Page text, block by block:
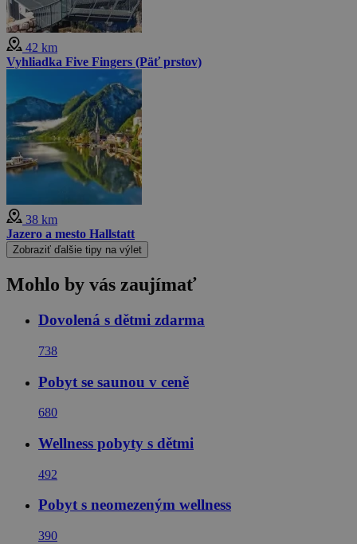
42 km
Vyhliadka Five Fingers (Päť prstov)
38 km
Jazero a mesto Hallstatt
Zobraziť ďalšie tipy na výlet
Mohlo by vás zaujímať
Dovolená s dětmi zdarma
738
Pobyt se saunou v ceně
680
Wellness pobyty s dětmi
492
Pobyt s neomezeným wellness
390